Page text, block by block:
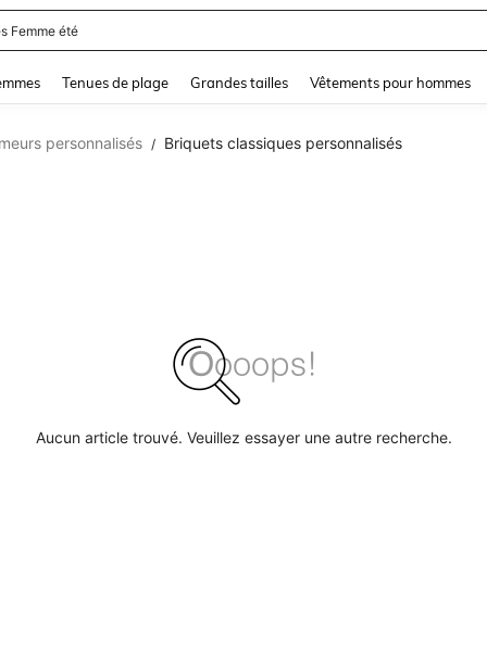
Femme été
Tenues de plage Grandes tailles Vêtements pour hommes
personnalisés / Briquets classiques personnalisés
Aucun article trouvé. Veuillez essayer une autre recherche.